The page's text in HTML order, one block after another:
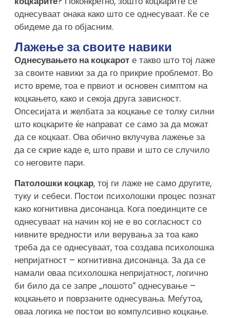
однесуваат онака како што се однесуваат. Ќе се
обидеме да го објасним.
Лажење за своите навики
Однесувањето на коцкароте такво што тој лаже
за своите навики за да го прикрие проблемот. Во
исто време, тоа е првиот и основен симптом на
коцкањето, како и секоја друга зависност.
Опсесијата и желбата за коцкање се толку силни
што коцкарите ќе направат се само за да можат
да се коцкаат. Ова обично вклучува лажење за
да се скрие каде е, што прави и што се случило
со неговите пари.
Патолошки коцкар, тој ги лаже не само другите,
туку и себеси. Постои психолошки процес познат
како когнитивна дисонанца. Кога поединците се
однесуваат на начин кој не е во согласност со
нивните вредности или верувања за тоа како
треба да се однесуваат, тоа создава психолошка
непријатност – когнитивна дисонанца. За да се
намали оваа психолошка непријатност, логично
би било да се запре „лошото“ однесување –
коцкањето и поврзаните однесувања. Меѓутоа,
оваа логика не постои во компулсивно коцкање.